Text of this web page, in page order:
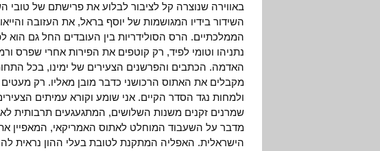
באווירה שנוצרה קל לציבור לבלוע את פרישתם של
השידור בידיו המגושמות של יוסף בראל, את העזובה
הממלכתיים. הרס הסולידריות בין העובדים החל גם הוא
נתניהו וטומי לפיד, רק קוטפים את הפירות אחרי שפרס
האדמה. הכתבים והפרשנים הצעירים של ימינו, בכל
מקבלים את האתוס הרכושני כדבר מובן מאליו. רק
ולמחות נגד הסדר הקיים. אני שומע וקורא עמיתים
שמרנים זקנים משנות השלושים, המתגעגעים תרבותית
מדבר על השעבוד המוחלט לאתוס האמריקאי, המאפיין
הישראלית. האפליה המתקנת לטובת בעלי ההון נראית